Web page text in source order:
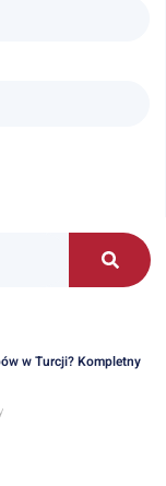
w Turcji? Kompletny